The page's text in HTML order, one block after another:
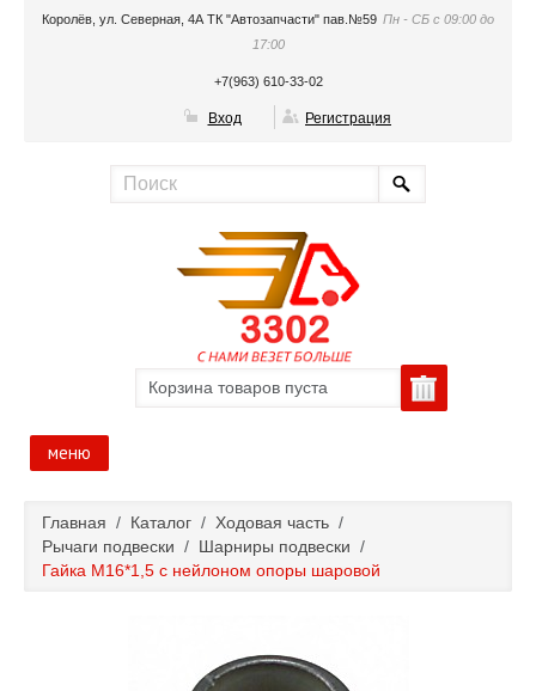
Королёв, ул. Северная, 4А ТК "Автозапчасти" пав.№59 Пн - СБ с 09:00 до
17:00
+7(963) 610-33-02
Вход Регистрация
Корзина товаров пуста
меню
Каталог
Главная / Каталог / Ходовая часть /
Рычаги подвески / Шарниры подвески /
Гайка М16*1,5 с нейлоном опоры шаровой